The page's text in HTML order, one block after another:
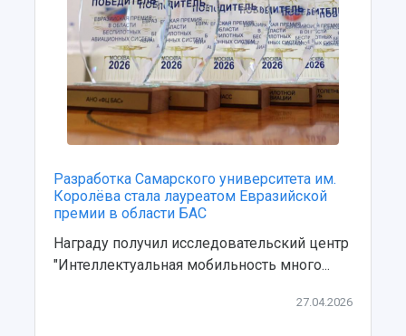
Центр истории авиационных двигателей
Ботанический сад
Умный дом бабочек
Международный межвузовский кампус
Сведения об образовательной организации
Разработка Самарского университета им.
Королёва стала лауреатом Евразийской
премии в области БАС
Награду получил исследовательский центр
"Интеллектуальная мобильность много...
27.04.2026